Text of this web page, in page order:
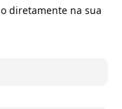
diretamente na sua